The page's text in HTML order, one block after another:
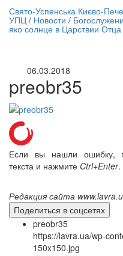
трансляция | 12 сентября
Свято-Успенська Києво-
УПЦ / Новости /
яко солнце в Царствии
06.03.2018
preobr35
Если вы нашли ошибку,
текста и нажмите Ctrl+Enter.
Редакция сайта
Поделиться в соцсетях
preobr35
https://lavra.ua/wp-
150x150.jpg